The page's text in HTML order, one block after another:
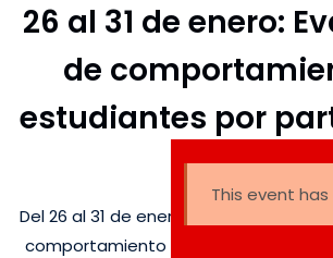
26 al 31 de enero:
de
estudiantes por
familias
Del 26 al 31 de enero se llevará a
comportamiento de los estudiantes
This event